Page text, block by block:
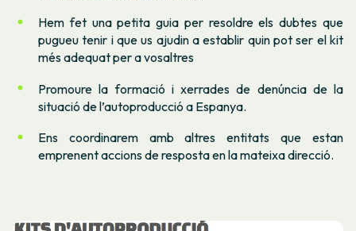
Hem fet una petita guia per resoldre els dubtes que
pugueu tenir i que us ajudin a establir quin pot ser el kit
més adequat per a vosaltres
Promoure la formació i xerrades de denúncia de la
situació de l’autoproducció a Espanya.
Ens coordinarem amb altres entitats que estan
emprenent accions de resposta en la mateixa direcció.